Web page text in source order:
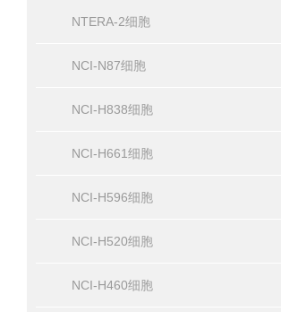
NTERA-2细胞
NCI-N87细胞
NCI-H838细胞
NCI-H661细胞
NCI-H596细胞
NCI-H520细胞
NCI-H460细胞